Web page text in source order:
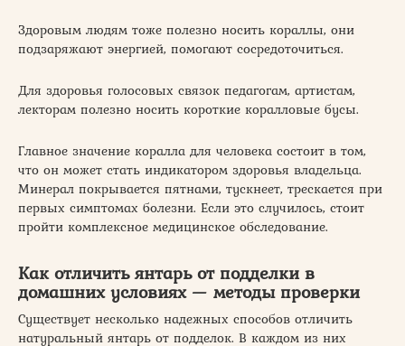
Здоровым людям тоже полезно носить кораллы, они
подзаряжают энергией, помогают сосредоточиться.
Для здоровья голосовых связок педагогам, артистам,
лекторам полезно носить короткие коралловые бусы.
Главное значение коралла для человека состоит в том,
что он может стать индикатором здоровья владельца.
Минерал покрывается пятнами, тускнеет, трескается при
первых симптомах болезни. Если это случилось, стоит
пройти комплексное медицинское обследование.
Как отличить янтарь от подделки в
домашних условиях — методы проверки
Существует несколько надежных способов отличить
натуральный янтарь от подделок. В каждом из них